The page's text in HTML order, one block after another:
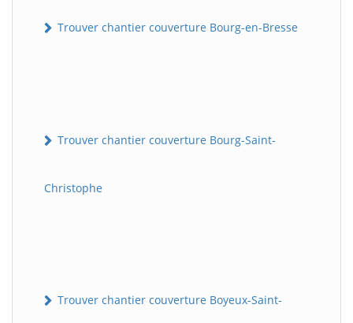
Trouver chantier couverture Bourg-en-Bresse
Trouver chantier couverture Bourg-Saint-
Christophe
Trouver chantier couverture Boyeux-Saint-